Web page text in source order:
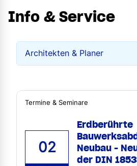
Info & Service
Termine & Seminare
02
Erdberührte
Neubau -
der DIN